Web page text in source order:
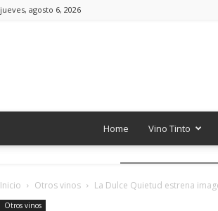
jueves, agosto 6, 2026
Home Vino Tinto
Inicio Otros vinos La Dulce Quietud estrena
Otros vinos